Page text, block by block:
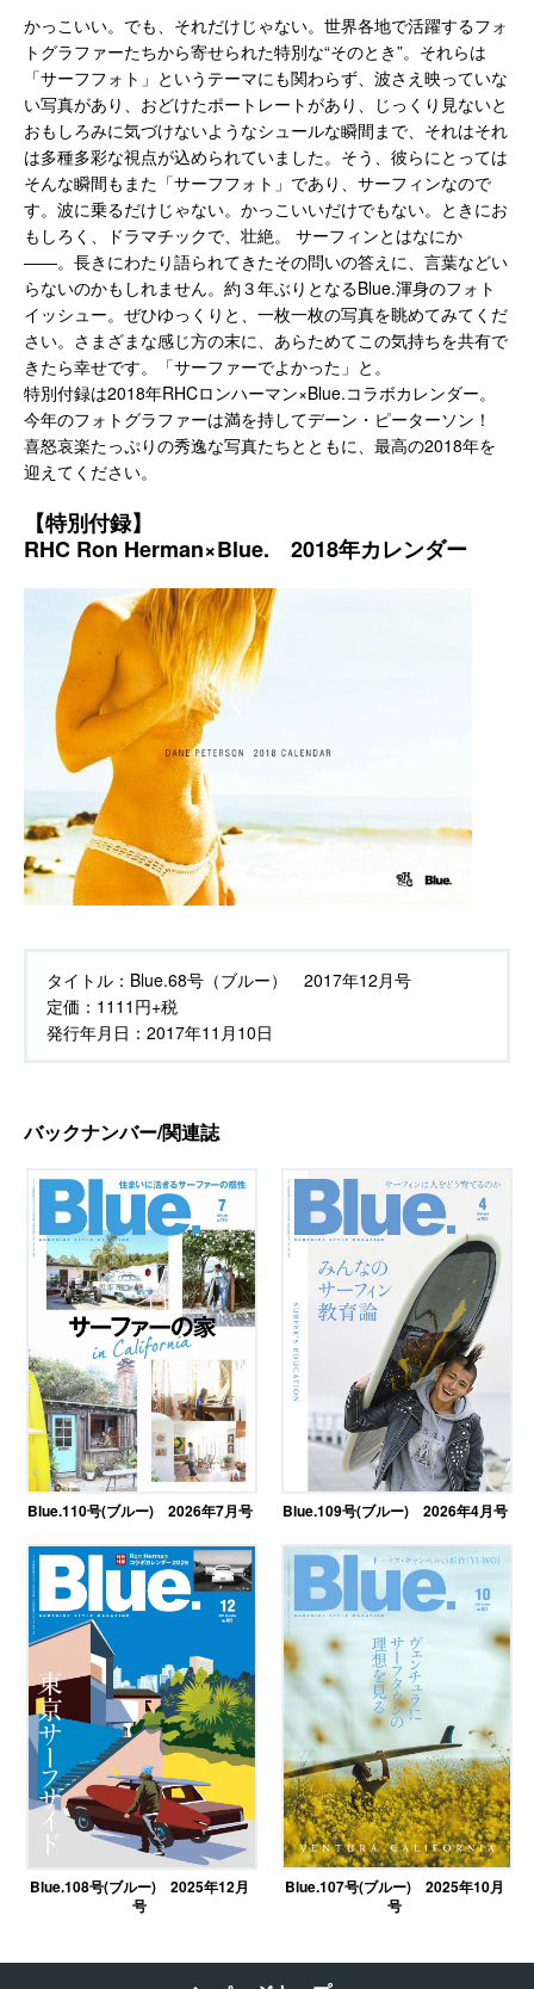
かっこいい。でも、それだけじゃない。世界各地で活躍するフォ
トグラファーたちから寄せられた特別な“そのとき”。それらは
「サーフフォト」というテーマにも関わらず、波さえ映っていな
い写真があり、おどけたポートレートがあり、じっくり見ないと
おもしろみに気づけないようなシュールな瞬間まで、それはそれ
は多種多彩な視点が込められていました。そう、彼らにとっては
そんな瞬間もまた「サーフフォト」であり、サーフィンなので
す。波に乗るだけじゃない。かっこいいだけでもない。ときにお
もしろく、ドラマチックで、壮絶。 サーフィンとはなにか
――。長きにわたり語られてきたその問いの答えに、言葉などい
らないのかもしれません。約３年ぶりとなるBlue.渾身のフォト
イッシュー。ぜひゆっくりと、一枚一枚の写真を眺めてみてくだ
さい。さまざまな感じ方の末に、あらためてこの気持ちを共有で
きたら幸せです。「サーファーでよかった」と。
特別付録は2018年RHCロンハーマン×Blue.コラボカレンダー。
今年のフォトグラファーは満を持してデーン・ピーターソン！
喜怒哀楽たっぷりの秀逸な写真たちとともに、最高の2018年を
迎えてください。
【特別付録】
RHC Ron Herman×Blue. 2018年カレンダー
タイトル： Blue.68号（ブルー） 2017年12月号
定価： 1111円+税
発行年月日： 2017年11月10日
バックナンバー/関連誌
Blue.110号(ブルー) 2026年7月号 Blue.109号(ブルー) 2026年4月号
Blue.108号(ブルー) 2025年12月
号
Blue.107号(ブルー) 2025年10月
号